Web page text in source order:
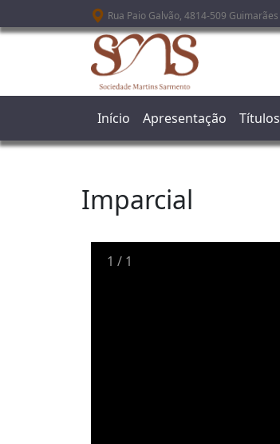
Passar para o conteúdo principal
Rua Paio Galvão, 4814-509 Guimarães
Início Apresentação Títulos
Imparcial
1 / 1